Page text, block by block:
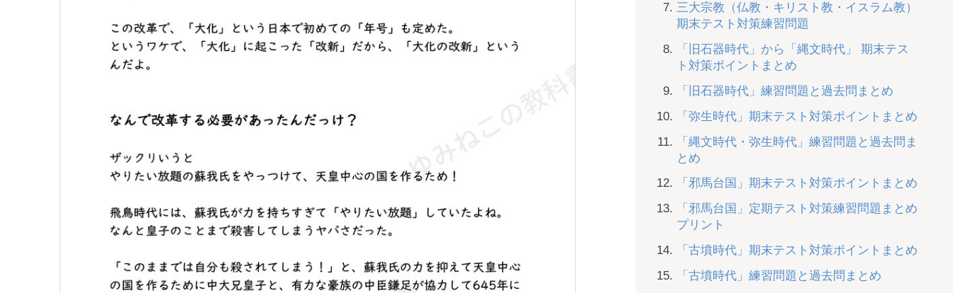
三大宗教（仏教・キリスト教・イスラム教）
期末テスト対策練習問題
「旧石器時代」から「縄文時代」 期末テス
ト対策ポイントまとめ
「旧石器時代」練習問題と過去問まとめ
「弥生時代」期末テスト対策ポイントまとめ
「縄文時代・弥生時代」練習問題と過去問ま
とめ
「邪馬台国」期末テスト対策ポイントまとめ
「邪馬台国」定期テスト対策練習問題まとめ
プリント
「古墳時代」期末テスト対策ポイントまとめ
「古墳時代」練習問題と過去問まとめ